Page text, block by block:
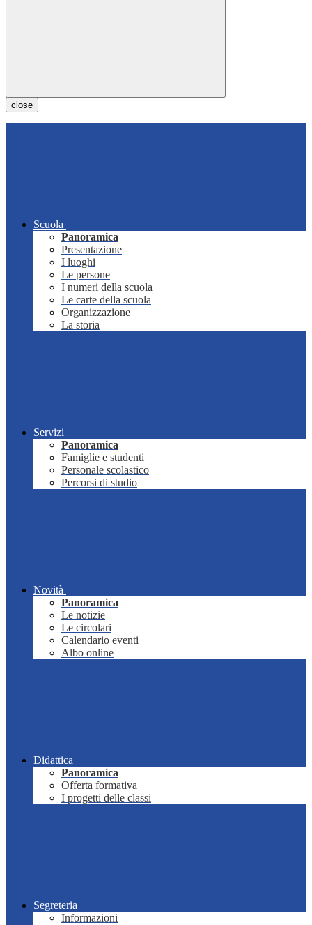
close
Scuola
Panoramica
Presentazione
I luoghi
Le persone
I numeri della scuola
Le carte della scuola
Organizzazione
La storia
Servizi
Panoramica
Famiglie e studenti
Personale scolastico
Percorsi di studio
Novità
Panoramica
Le notizie
Le circolari
Calendario eventi
Albo online
Didattica
Panoramica
Offerta formativa
I progetti delle classi
Segreteria
Informazioni